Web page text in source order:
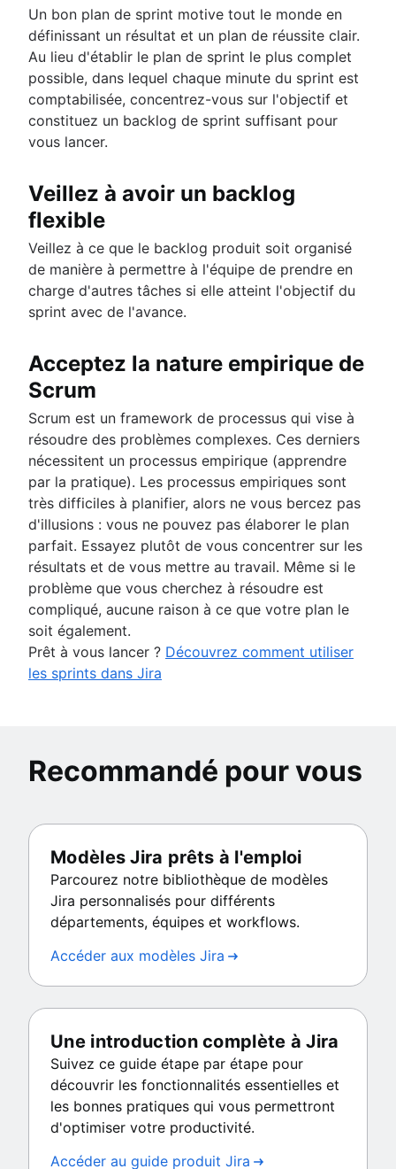
Un bon plan de sprint motive tout le monde en
définissant un résultat et un plan de réussite clair.
Au lieu d'établir le plan de sprint le plus complet
possible, dans lequel chaque minute du sprint est
comptabilisée, concentrez-vous sur l'objectif et
constituez un backlog de sprint suffisant pour
vous lancer.
Veillez à avoir un backlog
flexible
Veillez à ce que le backlog produit soit organisé
de manière à permettre à l'équipe de prendre en
charge d'autres tâches si elle atteint l'objectif du
sprint avec de l'avance.
Acceptez la nature empirique de
Scrum
Scrum est un framework de processus qui vise à
résoudre des problèmes complexes. Ces derniers
nécessitent un processus empirique (apprendre
par la pratique). Les processus empiriques sont
très difficiles à planifier, alors ne vous bercez pas
d'illusions : vous ne pouvez pas élaborer le plan
parfait. Essayez plutôt de vous concentrer sur les
résultats et de vous mettre au travail. Même si le
problème que vous cherchez à résoudre est
compliqué, aucune raison à ce que votre plan le
soit également.
Prêt à vous lancer ? Découvrez comment utiliser
les sprints dans Jira
Recommandé pour vous
Modèles Jira prêts à l'emploi
Parcourez notre bibliothèque de modèles
Jira personnalisés pour différents
départements, équipes et workflows.
Accéder aux modèles Jira
Une introduction complète à Jira
Suivez ce guide étape par étape pour
découvrir les fonctionnalités essentielles et
les bonnes pratiques qui vous permettront
d'optimiser votre productivité.
Accéder au guide produit Jira